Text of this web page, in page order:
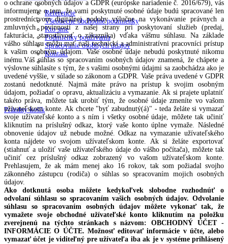
Referencie
Všeobecné obchodné podmienky
Kto sme
Podmienky používania
Spracovanie osobných údajov
Kontakt
Prázdny košík
o ochrane osobných údajov a GDPR (európske nariadenie č. 2016/679), vás
informujeme o tom, že vami poskytnuté osobné údaje budú spracované len
prostredníctvom digitálnej podoby výlučne na vykonávanie právnych a
zmluvných povinností z našej strany pri poskytovaní služieb (predaj,
fakturácia, starostlivosť o zákazníka) vďaka vášmu súhlasu. Na základe
vášho súhlasu môžu mať naši technickí a administratívni pracovníci prístup
k vašim osobným údajom. Vaše osobné údaje nebudú poskytnuté nikomu
inému.Váš súhlas so spracovaním osobných údajov znamená, že chápete a
výslovne súhlasíte s tým, že s vašimi osobnými údajmi sa zaobchádza ako je
uvedené vyššie, v súlade so zákonom a GDPR. Vaše práva uvedené v GDPR
zostanú nedotknuté. Najmä máte právo na prístup k svojim osobným
údajom, požiadať o opravu, aktualizáciu a vymazanie. Ak si prajete uplatniť
takéto práva, môžete tak urobiť tým, že osobné údaje zmeníte vo vašom
užívateľskom konte. Ak chcete "byť zabudnutý(á)" - teda želáte si vymazať
svoje užívateľské konto a s ním i všetky osobné údaje, môžete tak učiniť
kliknutím na príslušný odkaz, ktorý vaše konto úplne vymaže. Následné
obnovenie údajov už nebude možné. Odkaz na vymazanie užívateľského
konta nájdete vo svojom užívateľskom konte. Ak si želáte exportovať
(stiahnuť a uložiť vaše užívateľského údaje do vášho počítača), môžete tak
učiniť cez príslušný odkaz zobrazený vo vašom užívateľskom konte.
Prehlasujem, že ak mám menej ako 16 rokov, tak som požiadal svojho
zákonného zástupcu (rodiča) o súhlas so spracovaním mojich osobných
údajov.
Ako dotknutá osoba môžete kedykoľvek slobodne rozhodnúť o
odvolaní súhlasu so spracovaním vašich osobných údajov. Odvolanie
súhlasu so spracovaním osobných údajov môžete vykonať tak, že
vymažete svoje obchodné užívateľské konto kliknutím na položku
zverejnenú na týchto stránkach s názvom: OBCHODNÝ ÚČET -
INFORMÁCIE O ÚČTE. Možnosť editovať informácie v účte, alebo
vymazať účet je viditeľný pre užívateľa iba ak je v systéme prihlásený